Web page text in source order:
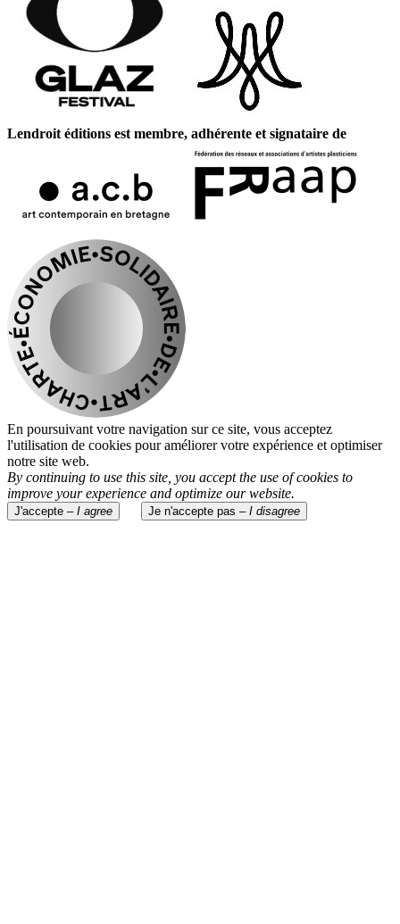
Lendroit éditions est membre, adhérente et signataire de
En poursuivant votre navigation sur ce site, vous acceptez
l'utilisation de cookies pour améliorer votre expérience et optimiser
notre site web.
By continuing to use this site, you accept the use of cookies to
improve your experience and optimize our website.
J'accepte – I agree Je n'accepte pas – I disagree